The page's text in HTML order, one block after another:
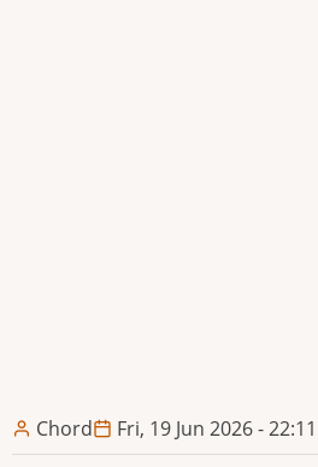
Chord Fri, 19 Jun 2026 - 22:11